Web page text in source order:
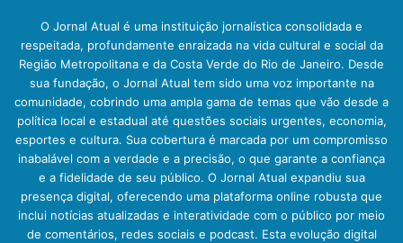
O Jornal Atual é uma instituição jornalística consolidada e
respeitada, profundamente enraizada na vida cultural e social da
Região Metropolitana e da Costa Verde do Rio de Janeiro. Desde
sua fundação, o Jornal Atual tem sido uma voz importante na
comunidade, cobrindo uma ampla gama de temas que vão desde a
política local e estadual até questões sociais urgentes, economia,
esportes e cultura. Sua cobertura é marcada por um compromisso
inabalável com a verdade e a precisão, o que garante a confiança
e a fidelidade de seu público. O Jornal Atual expandiu sua
presença digital, oferecendo uma plataforma online robusta que
inclui notícias atualizadas e interatividade com o público por meio
de comentários, redes sociais e podcast. Esta evolução digital